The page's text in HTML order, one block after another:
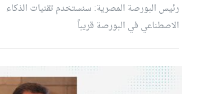
رئيس البورصة المصرية: سنستخدم تقنيات الذكاء
الاصطناعي في البورصة قريباً